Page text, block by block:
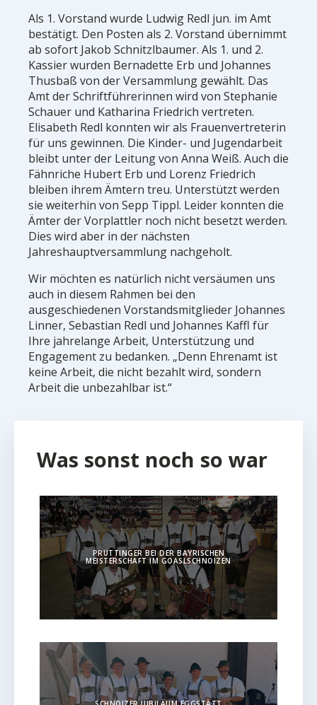
Als 1. Vorstand wurde Ludwig Redl jun. im Amt
bestätigt. Den Posten als 2. Vorstand übernimmt
ab sofort Jakob Schnitzlbaumer. Als 1. und 2.
Kassier wurden Bernadette Erb und Johannes
Thusbaß von der Versammlung gewählt. Das
Amt der Schriftführerinnen wird von Stephanie
Schauer und Katharina Friedrich vertreten.
Elisabeth Redl konnten wir als Frauenvertreterin
für uns gewinnen. Die Kinder- und Jugendarbeit
bleibt unter der Leitung von Anna Weiß. Auch die
Fähnriche Hubert Erb und Lorenz Friedrich
bleiben ihrem Ämtern treu. Unterstützt werden
sie weiterhin von Sepp Tippl. Leider konnten die
Ämter der Vorplattler noch nicht besetzt werden.
Dies wird aber in der nächsten
Jahreshauptversammlung nachgeholt.
Wir möchten es natürlich nicht versäumen uns
auch in diesem Rahmen bei den
ausgeschiedenen Vorstandsmitglieder Johannes
Linner, Sebastian Redl und Johannes Kaffl für
Ihre jahrelange Arbeit, Unterstützung und
Engagement zu bedanken. „Denn Ehrenamt ist
keine Arbeit, die nicht bezahlt wird, sondern
Arbeit die unbezahlbar ist.“
Was sonst noch so war
PRUTTINGER BEI DER BAYRISCHEN
MEISTERSCHAFT IM GOASLSCHNOIZEN